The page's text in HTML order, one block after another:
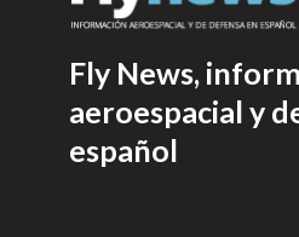
Fly News,
aeroespacial y
español